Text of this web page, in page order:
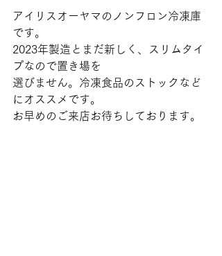
アイリスオーヤマのノンフロン冷凍庫
です。
2023年製造とまだ新しく、スリムタイ
プなので置き場を
選びません。冷凍食品のストックなど
にオススメです。
お早めのご来店お待ちしております。